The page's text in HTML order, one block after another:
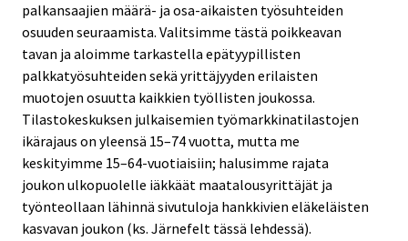
palkansaajien määrä- ja osa-aikaisten työsuhteiden
osuuden seuraamista. Valitsimme tästä poikkeavan
tavan ja aloimme tarkastella epätyypillisten
palkkatyösuhteiden sekä yrittäjyyden erilaisten
muotojen osuutta kaikkien työllisten joukossa.
Tilastokeskuksen julkaisemien työmarkkinatilastojen
ikärajaus on yleensä 15–74 vuotta, mutta me
keskityimme 15–64-vuotiaisiin; halusimme rajata
joukon ulkopuolelle iäkkäät maatalousyrittäjät ja
työnteollaan lähinnä sivutuloja hankkivien eläkeläisten
kasvavan joukon (ks. Järnefelt tässä lehdessä).